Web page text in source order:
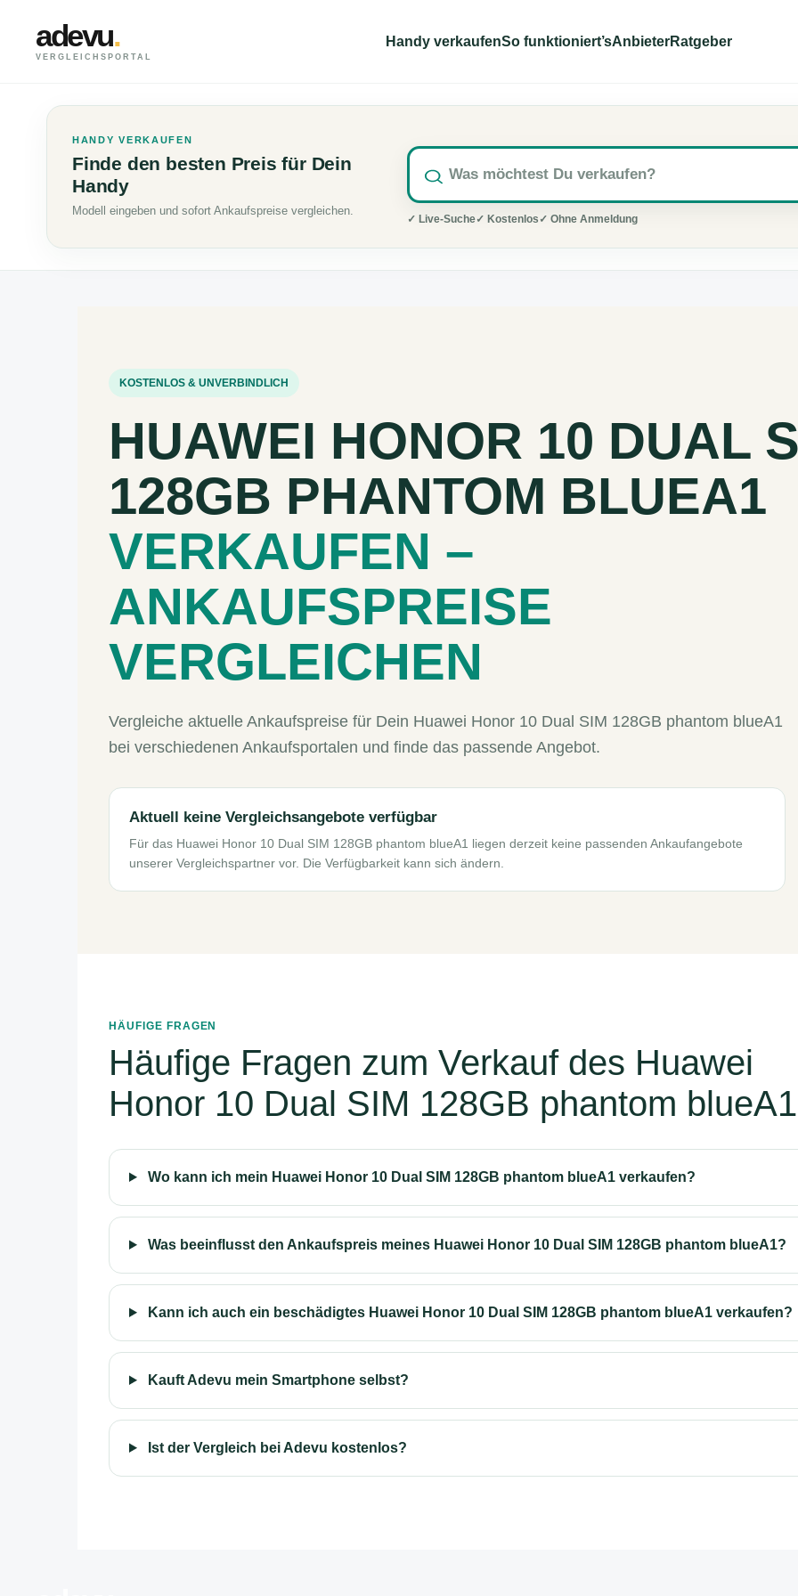
adevu.
VERGLEICHSPORTAL
Handy verkaufenSo funktioniert’sAnbieterRatgeber
HANDY VERKAUFEN
Finde den besten Preis für Dein
Handy
Modell eingeben und sofort Ankaufspreise vergleichen.
✓ Live-Suche✓ Kostenlos ✓ Ohne Anmeldung
KOSTENLOS & UNVERBINDLICH
HUAWEI HONOR 10 DUAL
128GB PHANTOM BLUEA1
VERKAUFEN –
ANKAUFSPREISE
VERGLEICHEN
Vergleiche aktuelle Ankaufspreise für Dein Huawei Honor 10 Dual SIM 128GB phantom blueA1
bei verschiedenen Ankaufsportalen und finde das passende Angebot.
Aktuell keine Vergleichsangebote verfügbar
Für das Huawei Honor 10 Dual SIM 128GB phantom blueA1 liegen derzeit keine passenden Ankaufangebote
unserer Vergleichspartner vor. Die Verfügbarkeit kann sich ändern.
HÄUFIGE FRAGEN
Häufige Fragen zum Verkauf des Huawei
Honor 10 Dual SIM 128GB phantom blueA1
Wo kann ich mein Huawei Honor 10 Dual SIM 128GB phantom blueA1 verkaufen?
Was beeinflusst den Ankaufspreis meines Huawei Honor 10 Dual SIM 128GB phantom blueA1?
Kann ich auch ein beschädigtes Huawei Honor 10 Dual SIM 128GB phantom blueA1 verkaufen?
Kauft Adevu mein Smartphone selbst?
Ist der Vergleich bei Adevu kostenlos?